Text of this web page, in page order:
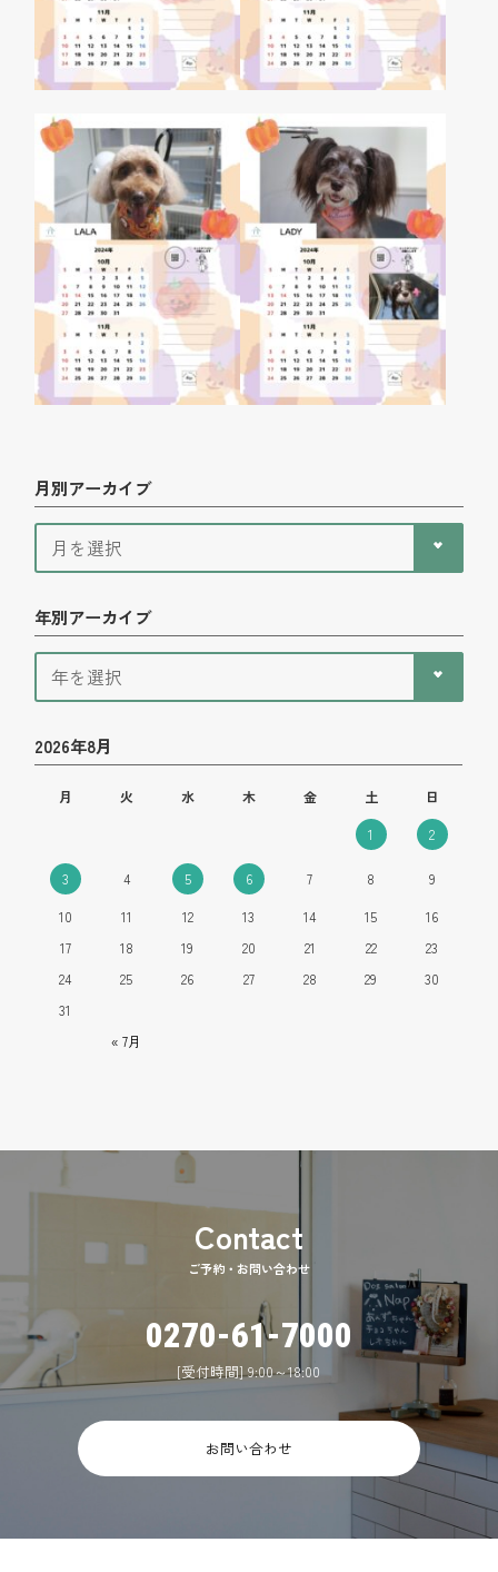
月別アーカイブ
年別アーカイブ
2026年8月
月 火 水 木 金 土 日
« 7月
1 2
3 4 5 6 7 8
9
10
11 12 13 14 15
16
17
18 19 20 21 22
23
24
25 26 27 28 29
30
31
ご予約・お問い合わせ
0270-61-7000
[受付時間] 9:00～18:00
お問い合わせ